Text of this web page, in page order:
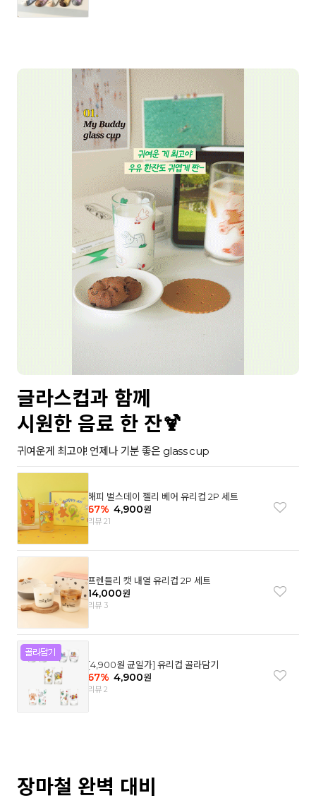
글라스컵과 함께
시원한 음료 한 잔🍹
귀여운게 최고야! 언제나 기분 좋은 glass cup
해피 벌스데이 젤리 베어 유리컵 2P 세트
67% 4,900원
리뷰 21
프렌들리 캣 내열 유리컵 2P 세트
14,000원
리뷰 3
[4,900원 균일가] 유리컵 골라담기
67% 4,900원
리뷰 2
장마철 완벽 대비